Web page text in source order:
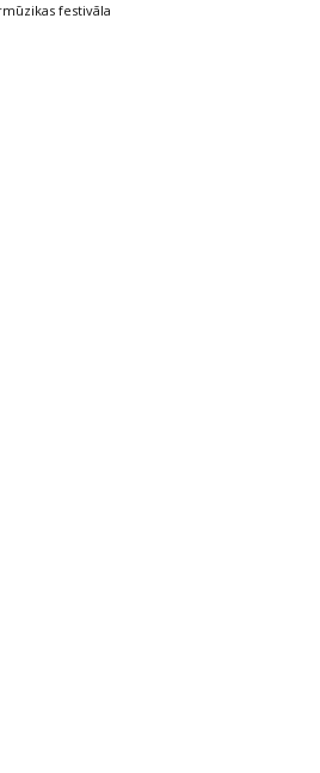
festivāla